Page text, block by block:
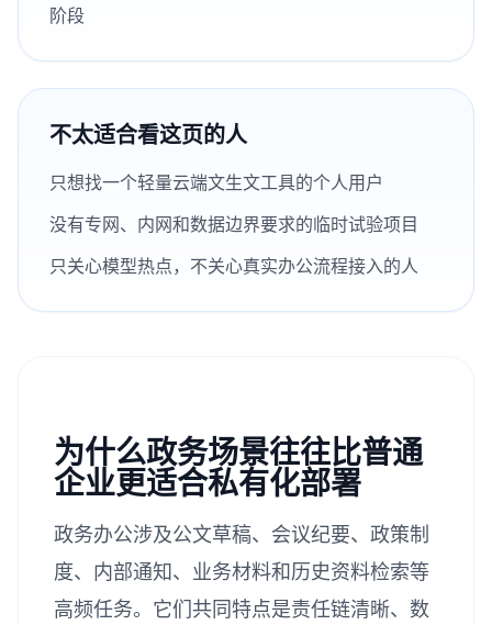
阶段
不太适合看这页的人
只想找一个轻量云端文生文工具的个人用户
没有专网、内网和数据边界要求的临时试验项目
只关心模型热点，不关心真实办公流程接入的人
为什么政务场景往往比普通
企业更适合私有化部署
政务办公涉及公文草稿、会议纪要、政策制
度、内部通知、业务材料和历史资料检索等
高频任务。它们共同特点是责任链清晰、数